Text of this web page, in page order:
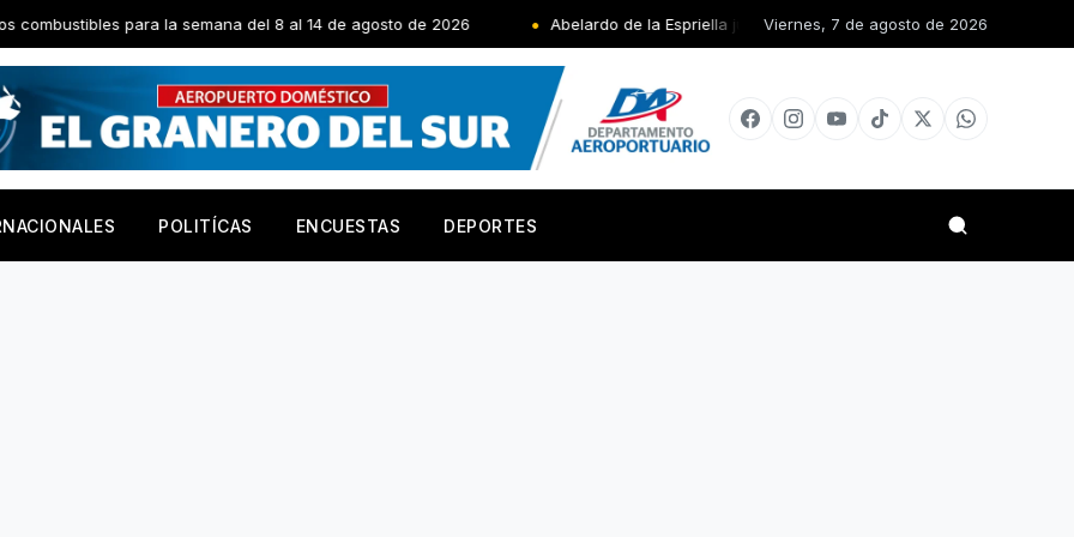
la semana del 8 al 14 de agosto de 2026 Abelardo de la Espriella jura como presidente de Colombia para el periodo 2026-2030
Viernes, 7 de agosto de 2026
POLITÍCAS ENCUESTAS DEPORTES